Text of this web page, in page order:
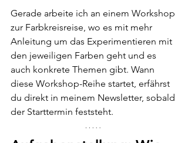
Gerade arbeite ich an einem Workshop
zur Farbkreisreise, wo es mit mehr
Anleitung um das Experimentieren mit
den jeweiligen Farben geht und es
auch konkrete Themen gibt. Wann
diese Workshop-Reihe startet, erfährst
du direkt in meinem Newsletter, sobald
der Starttermin feststeht.